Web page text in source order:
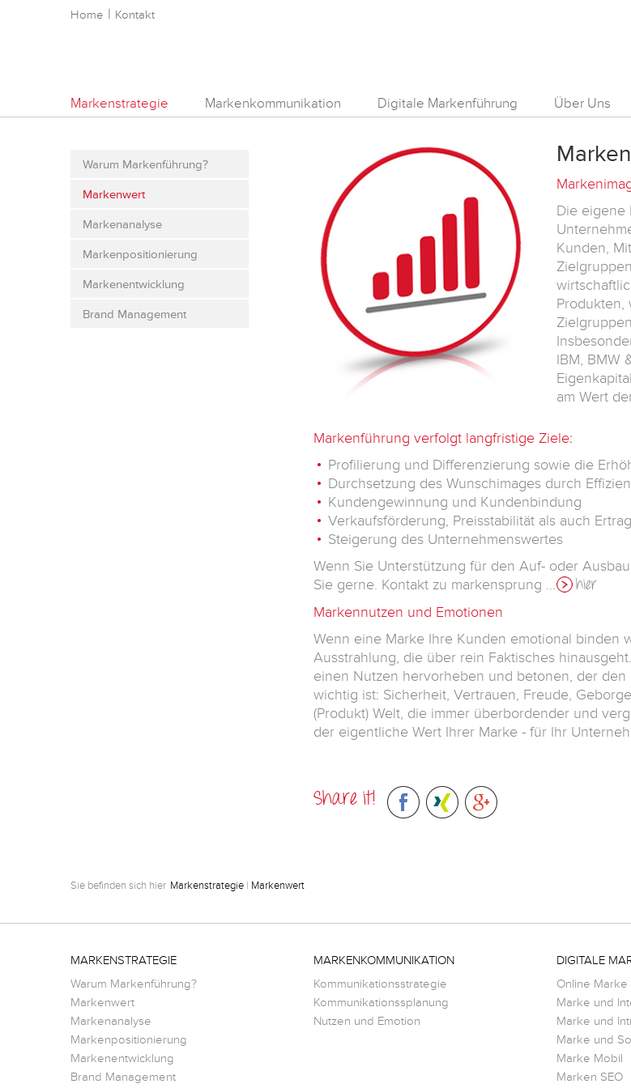
Markenstrategie Markenkommunikation Digitale Markenführung Über Uns
Home | Kontakt
Warum Markenführung?
Markenwert
Markenanalyse
Markenpositionierung
Markenentwicklung
Brand Management
Die eigene
Kunden,
Produkten,
IBM, BMW
am Wert
Markenführung verfolgt langfristige Ziele:
Profilierung und Differenzierung sowie die
Durchsetzung des Wunschimages durch
Kundengewinnung und Kundenbindung
Verkaufsförderung, Preisstabilität als auch
Steigerung des Unternehmenswertes
Wenn Sie Unterstützung für den Auf- oder
Sie gerne. Kontakt zu markensprung …
hier
Markennutzen und Emotionen
Wenn eine Marke Ihre Kunden emotional binden
Ausstrahlung, die über rein Faktisches
einen Nutzen hervorheben und betonen, der den
wichtig ist: Sicherheit, Vertrauen, Freude,
(Produkt) Welt, die immer überbordender und
der eigentliche Wert Ihrer Marke - für Ihr
Share it!
Sie befinden sich hier Markenstrategie | Markenwert
MARKENSTRATEGIE
Warum Markenführung?
Markenwert
Markenanalyse
Markenpositionierung
Markenentwicklung
Brand Management
MARKENKOMMUNIKATION
Kommunikationsstrategie
Kommunikationssplanung
Nutzen und Emotion
DIGITALE
Online Marke
Marke und
Marke und
Marke und
Marke Mobil
Marken SEO